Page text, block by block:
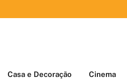
Casa e Decoração Cinema